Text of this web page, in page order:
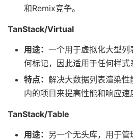
和Remix竞争。
TanStack/Virtual
用途： 一个用于虚拟化大型
何标记，因此适用于任何样式
特点： 解决大数据列表渲染
内的项目来提高性能和响应速
TanStack/Table
用途： 另一个无头库，用于